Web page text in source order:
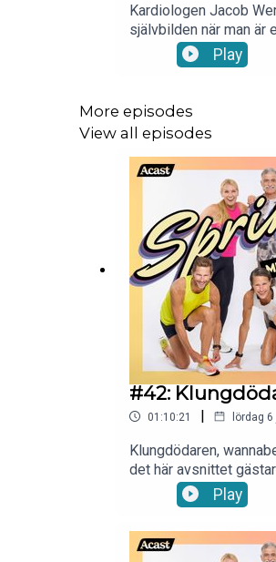
Kardiologen Jacob
självbilden när man är
uthållighetsträning
rytmrubbningar och
medier:Instagram:
Petra:Instagram:
Play
More episodes
View all episodes
#42:
01:10:21 | lördag
Klungdödaren,
det här avsnittet
betyder samma sak
en singeljogg och
medier:Instagram:
Play